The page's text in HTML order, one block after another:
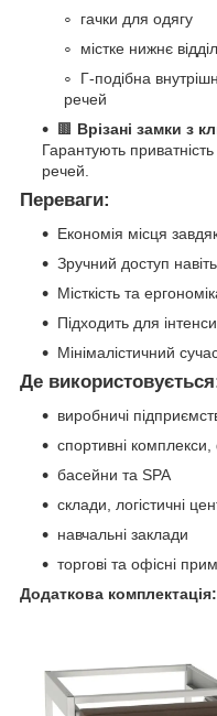
гачки для одягу
містке нижнє
Г-подібна
речей
🟫 Врізані замки з
Гарантують
речей.
Переваги:
Економія місця
Зручний доступ
Місткість та
Підходить для
Мінімалістичний
Де
виробничі
спортивні комплекси,
басейни та SPA
склади, логістичні
навчальні заклади
торгові та офісні
Додаткова комплектація: